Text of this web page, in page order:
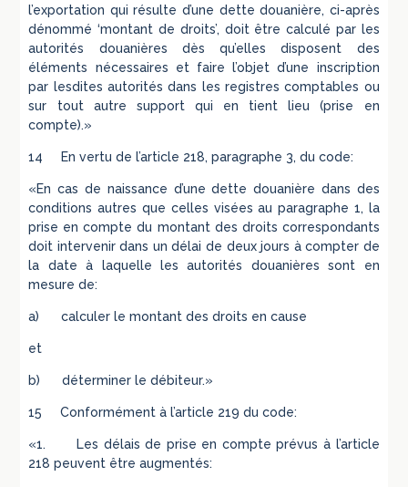
l’exportation qui résulte d’une dette douanière, ci-après
dénommé ‘montant de droits’, doit être calculé par les
autorités douanières dès qu’elles disposent des
éléments nécessaires et faire l’objet d’une inscription
par lesdites autorités dans les registres comptables ou
sur tout autre support qui en tient lieu (prise en
compte).»
14 En vertu de l’article 218, paragraphe 3, du code:
«En cas de naissance d’une dette douanière dans des
conditions autres que celles visées au paragraphe 1, la
prise en compte du montant des droits correspondants
doit intervenir dans un délai de deux jours à compter de
la date à laquelle les autorités douanières sont en
mesure de:
a) calculer le montant des droits en cause
et
b) déterminer le débiteur.»
15 Conformément à l’article 219 du code:
«1. Les délais de prise en compte prévus à l’article
218 peuvent être augmentés: